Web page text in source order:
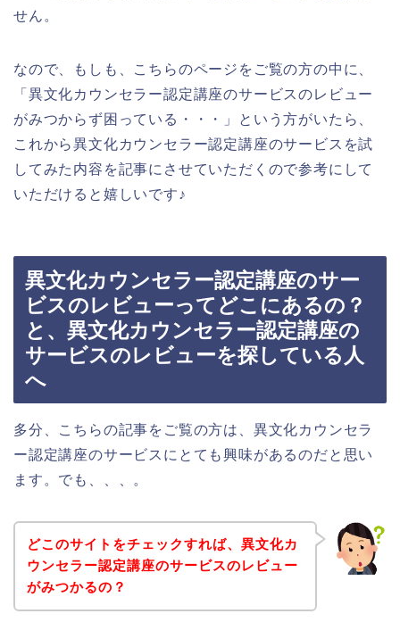
せん。
なので、もしも、こちらのページをご覧の方の中に、
「異文化カウンセラー認定講座のサービスのレビュー
がみつからず困っている・・・」という方がいたら、
これから異文化カウンセラー認定講座のサービスを試
してみた内容を記事にさせていただくので参考にして
いただけると嬉しいです♪
異文化カウンセラー認定講座のサー
ビスのレビューってどこにあるの？
と、異文化カウンセラー認定講座の
サービスのレビューを探している人
へ
多分、こちらの記事をご覧の方は、異文化カウンセラ
ー認定講座のサービスにとても興味があるのだと思い
ます。でも、、、。
どこのサイトをチェックすれば、異文化カ
ウンセラー認定講座のサービスのレビュー
がみつかるの？